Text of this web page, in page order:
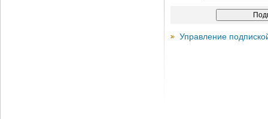
Управление